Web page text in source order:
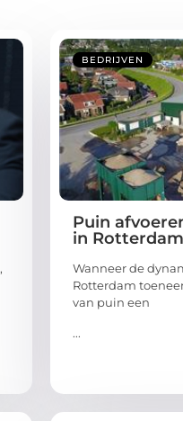
BEDRIJVEN
Puin
in Rotterdam
Wanneer de
Rotterdam
van puin een
...